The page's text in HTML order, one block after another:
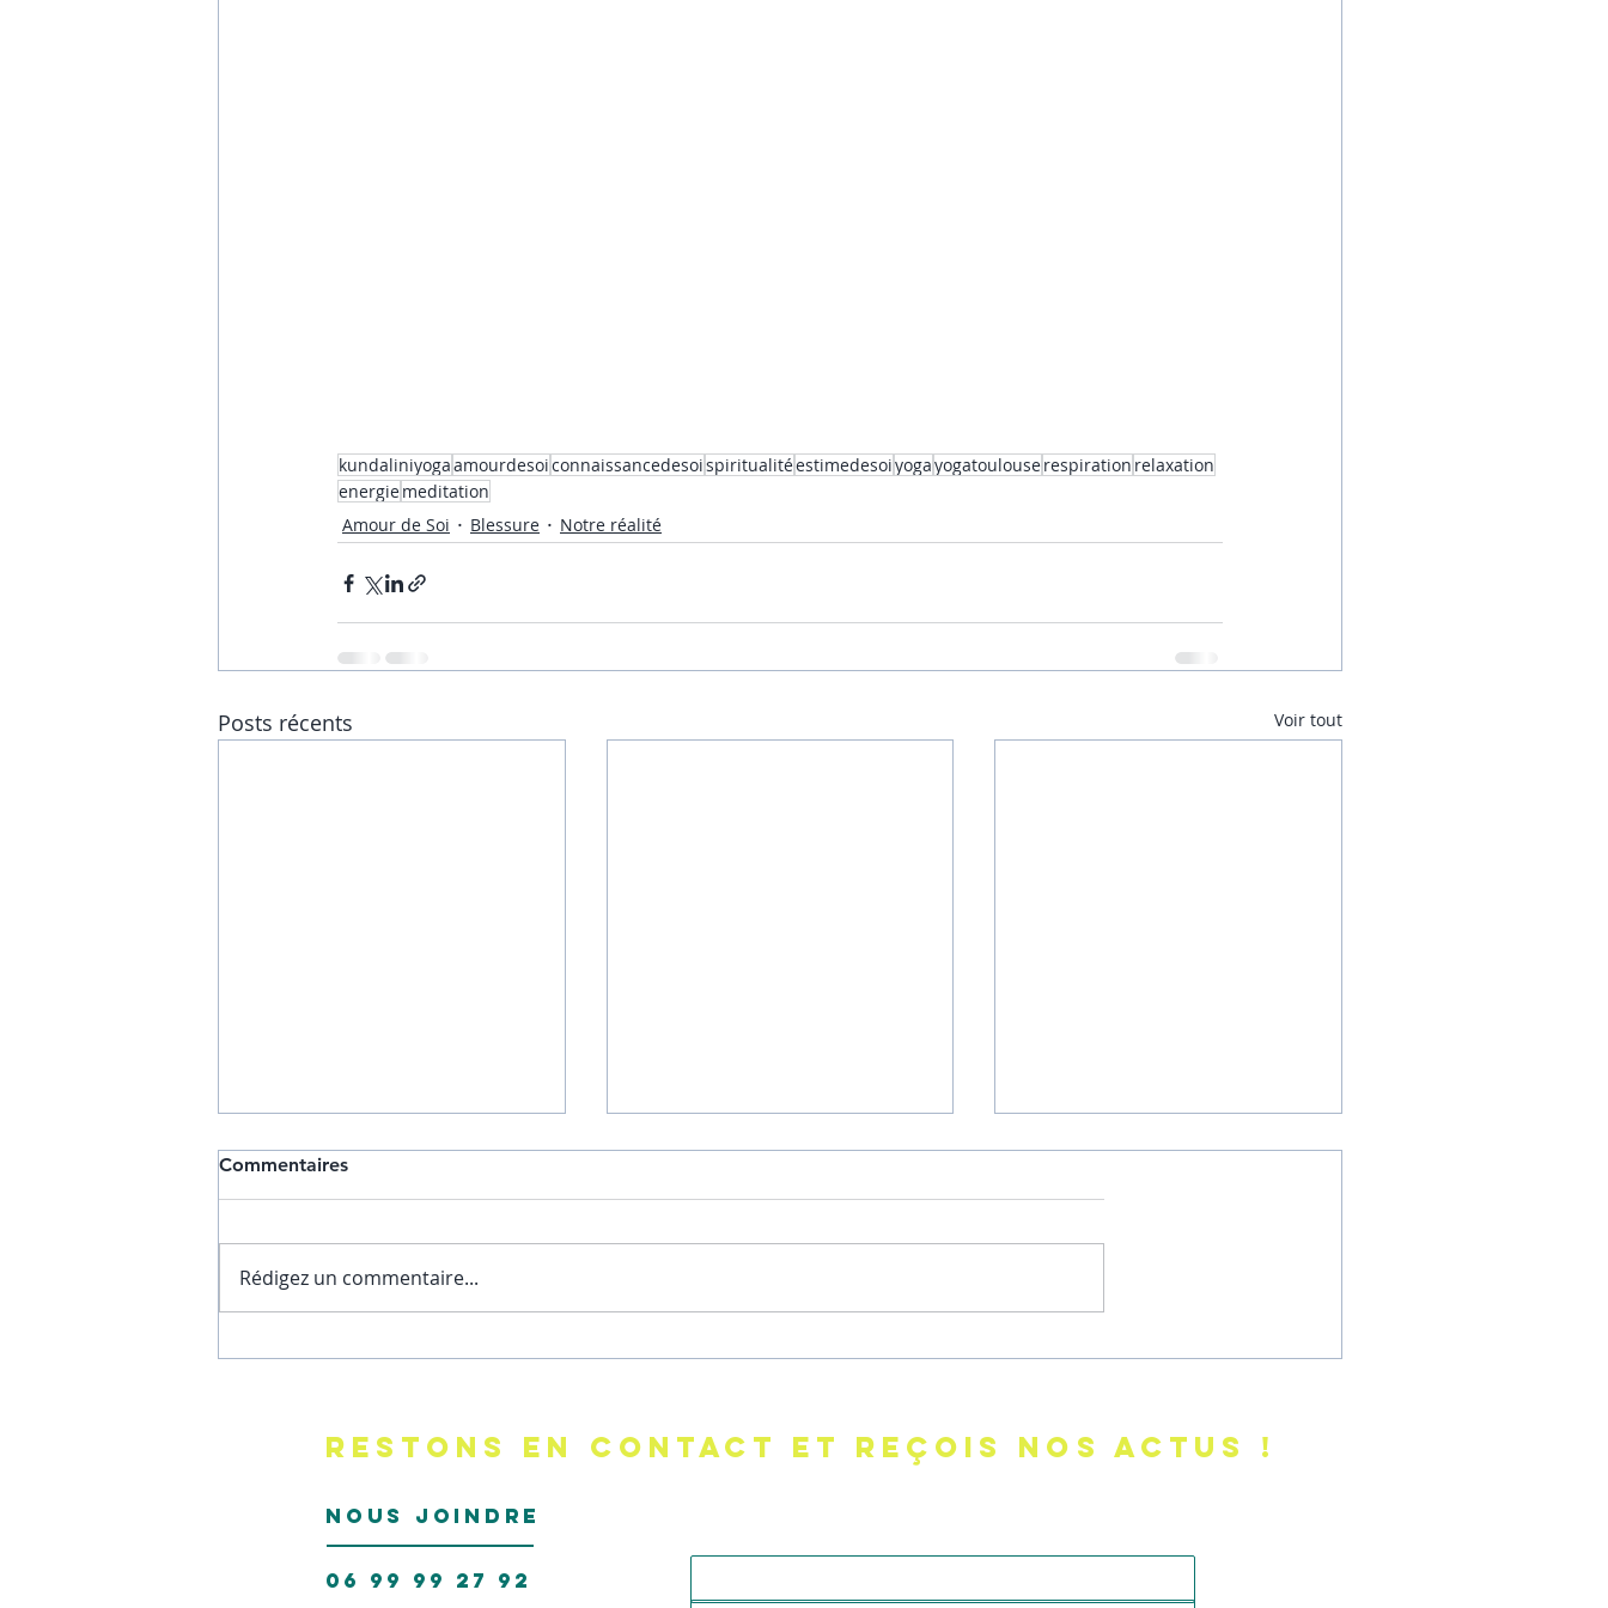
kundaliniyogaamourdesoiconnaissancedesoispiritualitéestimedesoiyogayogatoulouserespiration relaxation
energiemeditation
Amour de Soi
Blessure Notre réalité
Posts récents Voir tout
Commentaires
Rédigez un commentaire...
RESTONS EN CONTACT ET REçois nos actus !
NOUS JOINDRE
06 99 99 27 92